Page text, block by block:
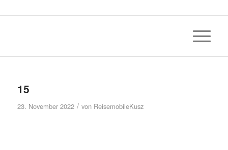
15
23. November 2022 / von ReisemobileKusz